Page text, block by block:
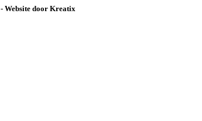
- Website door Kreatix